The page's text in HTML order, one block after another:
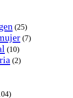
(25)
(7)
(10)
(2)